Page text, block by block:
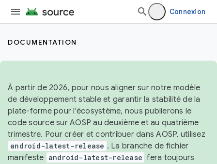
Connexion
DOCUMENTATION
À partir de 2026, pour nous aligner sur notre modèle
de développement stable et garantir la stabilité de la
plate-forme pour l'écosystème, nous publierons le
code source sur AOSP au deuxième et au quatrième
trimestre. Pour créer et contribuer dans AOSP, utilisez
android-latest-release . La branche de fichier
manifeste android-latest-release fera toujours